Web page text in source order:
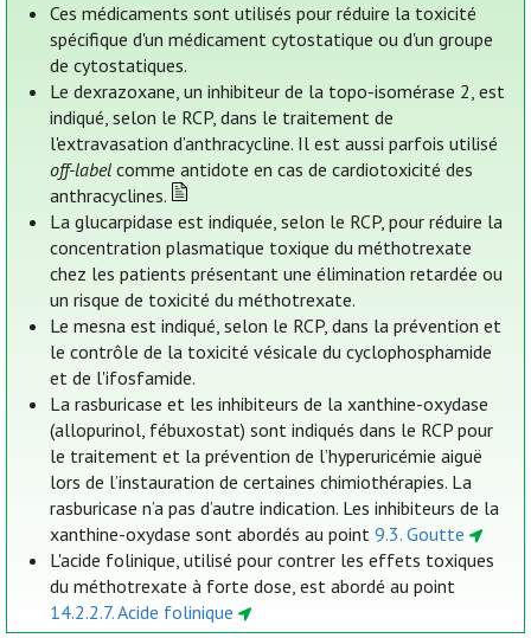
Ces médicaments sont utilisés pour réduire la toxicité
spécifique d'un médicament cytostatique ou d'un groupe
de cytostatiques.
Le dexrazoxane, un inhibiteur de la topo-isomérase 2, est
indiqué, selon le RCP, dans le traitement de
l'extravasation d’anthracycline. Il est aussi parfois utilisé
off-label comme antidote en cas de cardiotoxicité des
anthracyclines.
La glucarpidase est indiquée, selon le RCP, pour réduire la
concentration plasmatique toxique du méthotrexate
chez les patients présentant une élimination retardée ou
un risque de toxicité du méthotrexate.
Le mesna est indiqué, selon le RCP, dans la prévention et
le contrôle de la toxicité vésicale du cyclophosphamide
et de l'ifosfamide.
La rasburicase et les inhibiteurs de la xanthine-oxydase
(allopurinol, fébuxostat) sont indiqués dans le RCP pour
le traitement et la prévention de l’hyperuricémie aiguë
lors de l’instauration de certaines chimiothérapies. La
rasburicase n’a pas d’autre indication. Les inhibiteurs de la
xanthine-oxydase sont abordés au point9.3. Goutte
L'acide folinique, utilisé pour contrer les effets toxiques
du méthotrexate à forte dose, est abordé au point
14.2.2.7. Acide folinique